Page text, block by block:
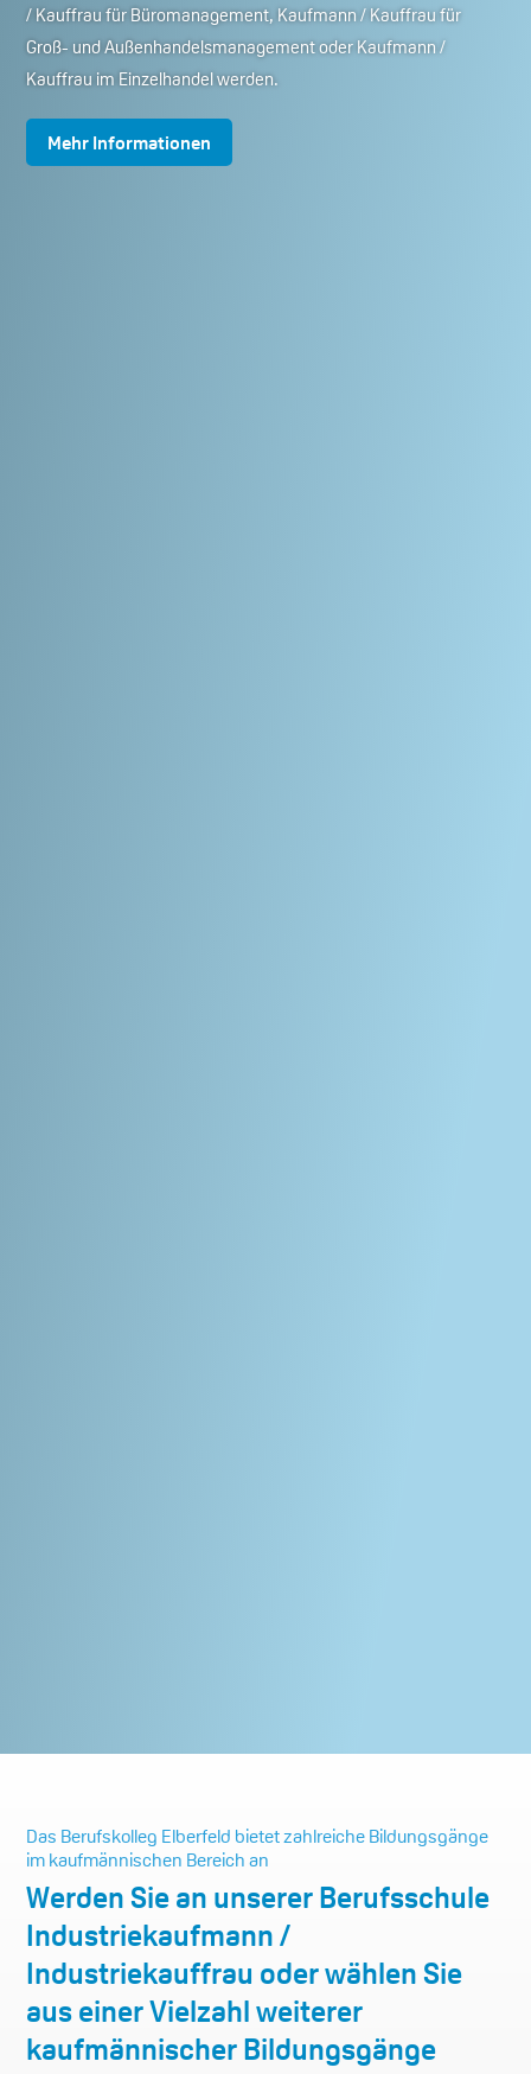
/ Kauffrau für Büromanagement, Kaufmann / Kauffrau für
Groß- und Außenhandelsmanagement oder Kaufmann /
Kauffrau im Einzelhandel werden.
Mehr Informationen
Das Berufskolleg Elberfeld bietet zahlreiche Bildungsgänge
im kaufmännischen Bereich an
Werden Sie an unserer Berufsschule
Industriekaufmann /
Industriekauffrau oder wählen Sie
aus einer Vielzahl weiterer
kaufmännischer Bildungsgänge